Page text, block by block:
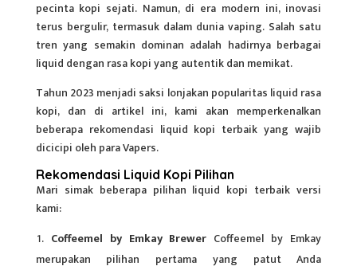
pecinta kopi sejati. Namun, di era modern ini, inovasi
terus bergulir, termasuk dalam dunia vaping. Salah satu
tren yang semakin dominan adalah hadirnya berbagai
liquid dengan rasa kopi yang autentik dan memikat.
Tahun 2023 menjadi saksi lonjakan popularitas liquid rasa
kopi, dan di artikel ini, kami akan memperkenalkan
beberapa rekomendasi liquid kopi terbaik yang wajib
dicicipi oleh para Vapers.
Rekomendasi Liquid Kopi Pilihan
Mari simak beberapa pilihan liquid kopi terbaik versi
kami:
Coffeemel by Emkay Brewer Coffeemel by Emkay
merupakan pilihan pertama yang patut Anda